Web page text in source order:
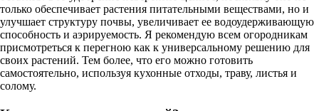
только обеспечивает растения питательными веществами, но и
улучшает структуру почвы, увеличивает ее водоудерживающую
способность и аэрируемость. Я рекомендую всем огородникам
присмотреться к перегною как к универсальному решению для
своих растений. Тем более, что его можно готовить
самостоятельно, используя кухонные отходы, траву, листья и
солому.